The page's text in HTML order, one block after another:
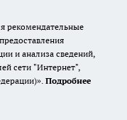
рекомендательные
и анализа сведений,
сети "Интернет",
Подробнее